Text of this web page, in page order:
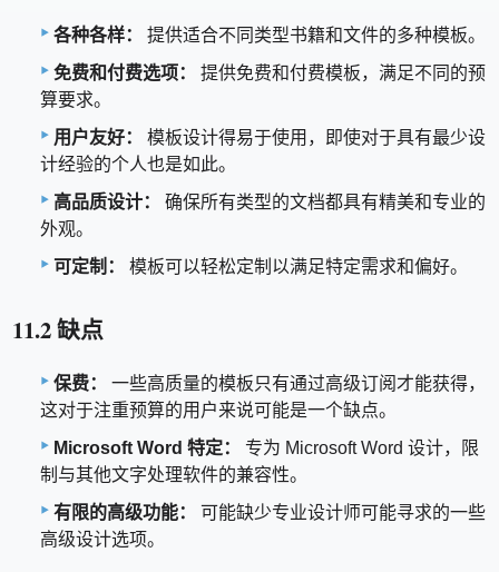
各种各样：
提供适合不同类型书籍和文件的多种模板。
免费和付费选项：
提供免费和付费模板，满足不同的预
算要求。
用户友好：
模板设计得易于使用，即使对于具有最少设
计经验的个人也是如此。
高品质设计：
确保所有类型的文档都具有精美和专业的
外观。
可定制：
模板可以轻松定制以满足特定需求和偏好。
11.2 缺点
保费：
一些高质量的模板只有通过高级订阅才能获得，
这对于注重预算的用户来说可能是一个缺点。
Microsoft Word 特定：
专为 Microsoft Word 设计，限
制与其他文字处理软件的兼容性。
有限的高级功能：
可能缺少专业设计师可能寻求的一些
高级设计选项。